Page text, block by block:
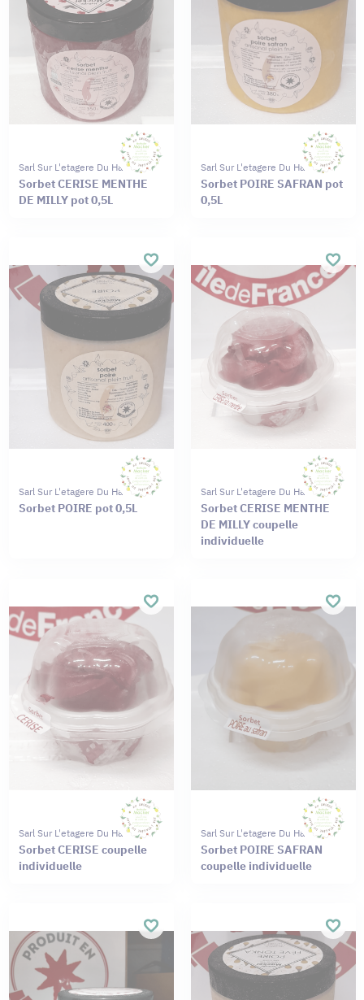
Sarl Sur L'etagere Du Haut
Sorbet CERISE MENTHE
DE MILLY pot 0,5L
Sarl Sur L'etagere Du Haut
Sorbet POIRE SAFRAN pot
0,5L
Sarl Sur L'etagere Du Haut
Sorbet POIRE pot 0,5L
Sarl Sur L'etagere Du Haut
Sorbet CERISE MENTHE
DE MILLY coupelle
individuelle
Sarl Sur L'etagere Du Haut
Sorbet CERISE coupelle
individuelle
Sarl Sur L'etagere Du Haut
Sorbet POIRE SAFRAN
coupelle individuelle